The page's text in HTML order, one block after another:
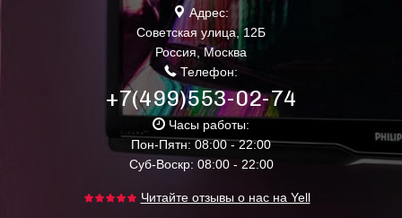
Адрес:
Советская улица, 12Б
Россия,Москва
Телефон:
+7(499)553-02-74
Часы работы:
Пон-Пятн: 08:00 - 22:00
Суб-Воскр: 08:00 - 22:00
Читайте отзывы о нас на Yell